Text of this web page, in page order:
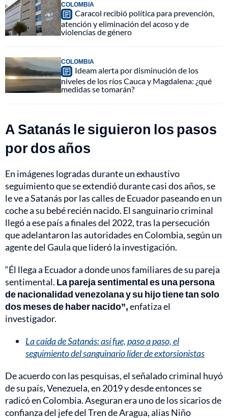
COLOMBIA
Caracol recibió política para prevención,
atención y eliminación del acoso y de
violencias de género
COLOMBIA
Ideam alerta por disminución de los
niveles de los ríos Cauca y Magdalena: ¿qué
medidas se tomarán?
A Satanás le siguieron los pasos
por dos años
En imágenes logradas durante un exhaustivo
seguimiento que se extendió durante casi dos años, se
le ve a Satanás por las calles de Ecuador paseando en un
coche a su bebé recién nacido. El sanguinario criminal
llegó a ese país a finales del 2022, tras la persecución
que adelantaron las autoridades en Colombia, según un
agente del Gaula que lideró la investigación.
“Él llega a Ecuador a donde unos familiares de su pareja
sentimental. La pareja sentimental es una persona
de nacionalidad venezolana y su hijo tiene tan solo
dos meses de haber nacido”,enfatiza el
investigador.
La caída de Satanás: así fue, paso a paso, el
seguimiento del sanguinario líder de extorsionistas
De acuerdo con las pesquisas, el señalado criminal huyó
de su país, Venezuela, en 2019 y desde entonces se
radicó en Colombia. Aseguran era uno de los sicarios de
confianza del jefe del Tren de Aragua, alias Niño